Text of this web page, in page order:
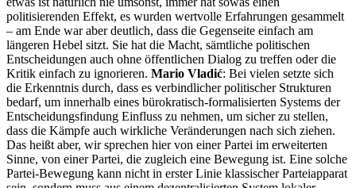
politisierenden Effekt, es wurden wertvolle Erfahrungen gesammelt
– am Ende war aber deutlich, dass die Gegenseite einfach am
längeren Hebel sitzt. Sie hat die Macht, sämtliche politischen
Entscheidungen auch ohne öffentlichen Dialog zu treffen oder die
Kritik einfach zu ignorieren. Mario Vladić: Bei vielen setzte sich
die Erkenntnis durch, dass es verbindlicher politischer Strukturen
bedarf, um innerhalb eines bürokratisch-formalisierten Systems der
Entscheidungsfindung Einfluss zu nehmen, um sicher zu stellen,
dass die Kämpfe auch wirkliche Veränderungen nach sich ziehen.
Das heißt aber, wir sprechen hier von einer Partei im erweiterten
Sinne, von einer Partei, die zugleich eine Bewegung ist. Eine solche
Partei-Bewegung kann nicht in erster Linie klassischer Parteiapparat